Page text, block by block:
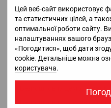
Цей веб-сайт використовує
та статистичних цілей, а
оптимальної роботи сайту.
налаштуваннях вашого
«Погодитися», щоб дати
cookie. Детальніше можна
користувача.
Доставка Оплата
Офіціальний імпортер та
DJI, Bluetti, Jackery - в
Безкоштовна консультація
силиQUADRO.ua
Безкоштовна демонстрація